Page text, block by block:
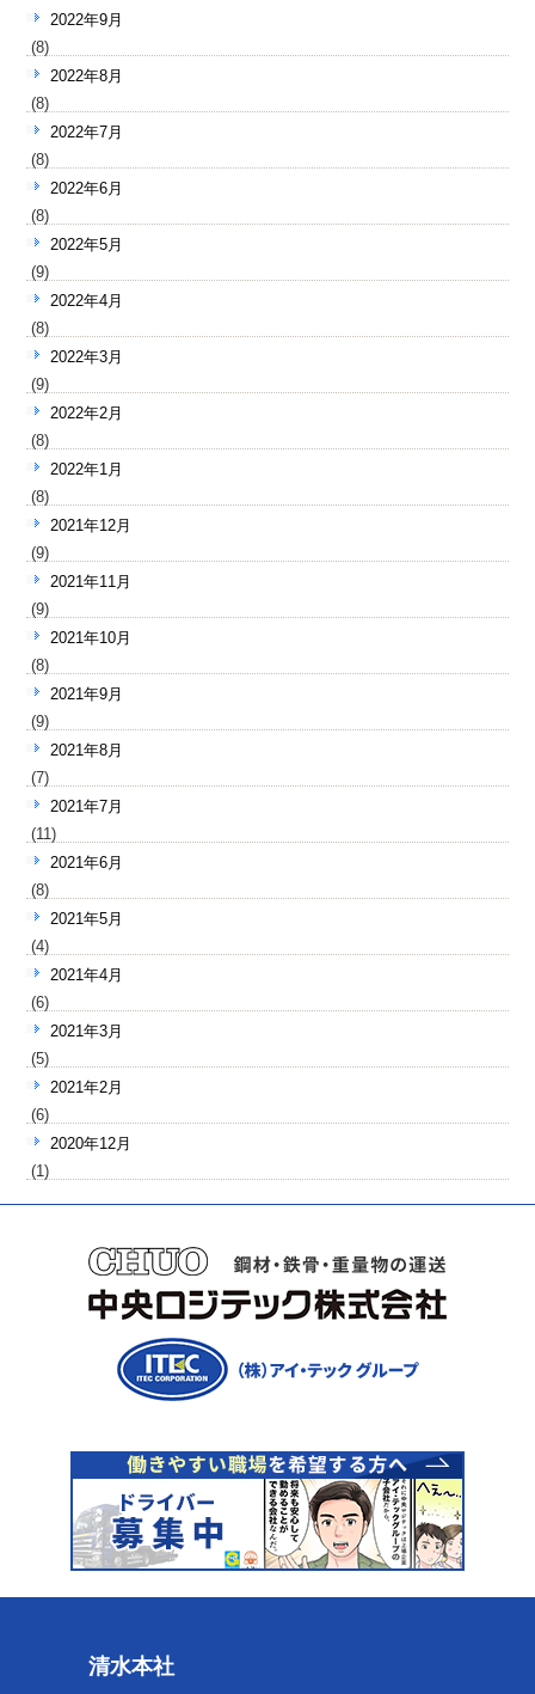
2022年9月
(8)
2022年8月
(8)
2022年7月
(8)
2022年6月
(8)
2022年5月
(9)
2022年4月
(8)
2022年3月
(9)
2022年2月
(8)
2022年1月
(8)
2021年12月
(9)
2021年11月
(9)
2021年10月
(8)
2021年9月
(9)
2021年8月
(7)
2021年7月
(11)
2021年6月
(8)
2021年5月
(4)
2021年4月
(6)
2021年3月
(5)
2021年2月
(6)
2020年12月
(1)
清水本社